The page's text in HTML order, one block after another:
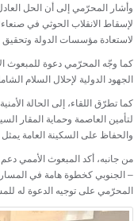
وأشار المحرّمي إلى أن الحل
لإسقاط الانقلاب الحوثي في
لاستعادة مؤسسات الدولة وتحقيق
كما وجّه المحرّمي دعوة للمبعوث
الجهود الدولية لإحلال السلام
كما تطرّق اللقاء، إلى الحالة
لتأمين العاصمة وحماية المقار
والحفاظ على السكينة العامة
من جانبه، أكد المبعوث الأممي
– الجنوبي كخطوة هامة في
المحرّمي على توجيه الدعوة له